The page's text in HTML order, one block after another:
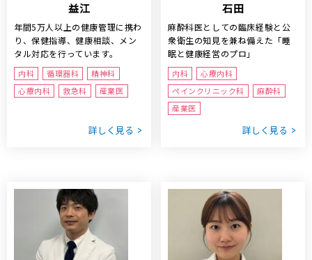
益江
年間5万人以上の健康管理に携わ
り、保健指導、健康相談、メン
タル対応を行っています。
内科 循環器科
精神科
心療内科
救急科 産業医
詳しく見る
石田
麻酔科医としての臨床経験と公
衆衛生の知見を兼ね備えた「睡
眠と健康経営のプロ」
内科
心療内科
ペインクリニック科
麻酔科
産業医
詳しく見る